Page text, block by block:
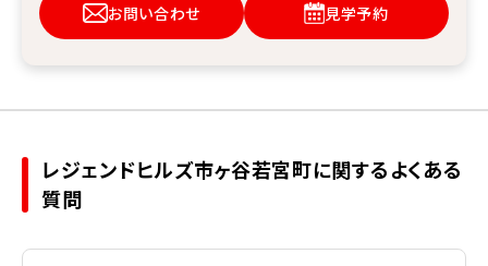
お問い合わせ 見学予約
レジェンドヒルズ市ヶ谷若宮町に関するよくある
質問